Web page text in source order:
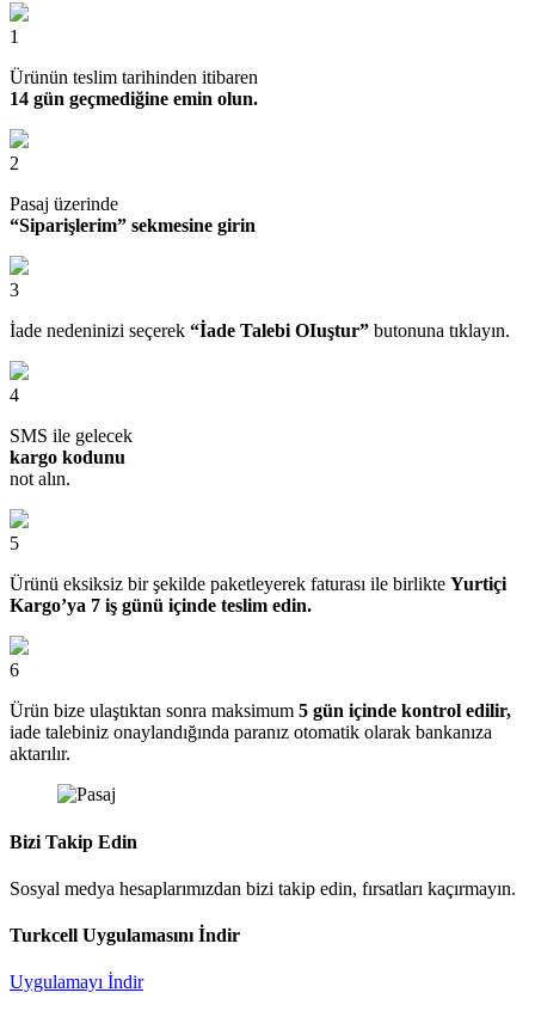
1
Ürünün teslim tarihinden itibaren
14 gün geçmediğine emin olun.
2
Pasaj üzerinde
“Siparişlerim” sekmesine girin
3
İade nedeninizi seçerek “İade Talebi OIuştur” butonuna tıklayın.
4
SMS ile gelecek
kargo kodunu
not alın.
5
Ürünü eksiksiz bir şekilde paketleyerek faturası ile birlikte Yurtiçi
Kargo’ya 7 iş günü içinde teslim edin.
6
Ürün bize ulaştıktan sonra maksimum 5 gün içinde kontrol edilir,
iade talebiniz onaylandığında paranız otomatik olarak bankanıza
aktarılır.
Bizi Takip Edin
Sosyal medya hesaplarımızdan bizi takip edin, fırsatları kaçırmayın.
Turkcell Uygulamasını İndir
Uygulamayı İndir